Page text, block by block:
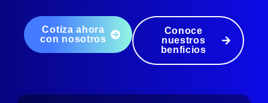
Cotiza ahora
con nosotros
Conoce
nuestros
benficios